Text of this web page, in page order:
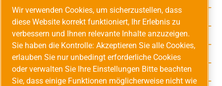
Service-Hotline
Unsere Vorteile
Versandarten
Zahlungsarten
Adresse
Wir verwenden Cookies, um sicherzustellen, dass
diese Website korrekt funktioniert, Ihr Erlebnis zu
verbessern und Ihnen relevante Inhalte anzuzeigen.
Sie haben die Kontrolle: Akzeptieren Sie alle Cookies,
erlauben Sie nur unbedingt erforderliche Cookies
oder verwalten Sie Ihre Einstellungen Bitte beachten
Sie, dass einige Funktionen möglicherweise nicht wie